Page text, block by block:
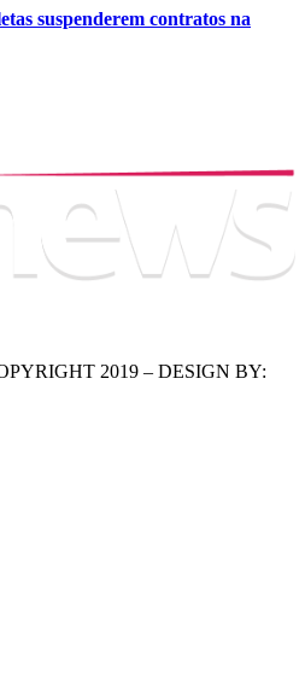
suspenderem contratos na
2019 – DESIGN BY: